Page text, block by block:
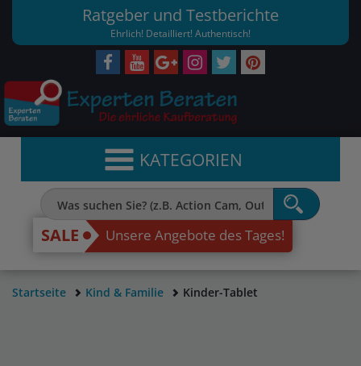
Ratgeber und Testberichte
Ehrlich! Detailliert! Authentisch!
KATEGORIEN
SALE Unsere Angebote des Tages!
Startseite Kind & Familie Kinder-Tablet